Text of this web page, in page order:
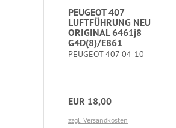
PEUGEOT 407
LUFTFÜHRUNG NEU
ORIGINAL 6461j8
G4D(8)/E861
PEUGEOT 407 04-10
EUR 18,00
zzgl. Versandkosten